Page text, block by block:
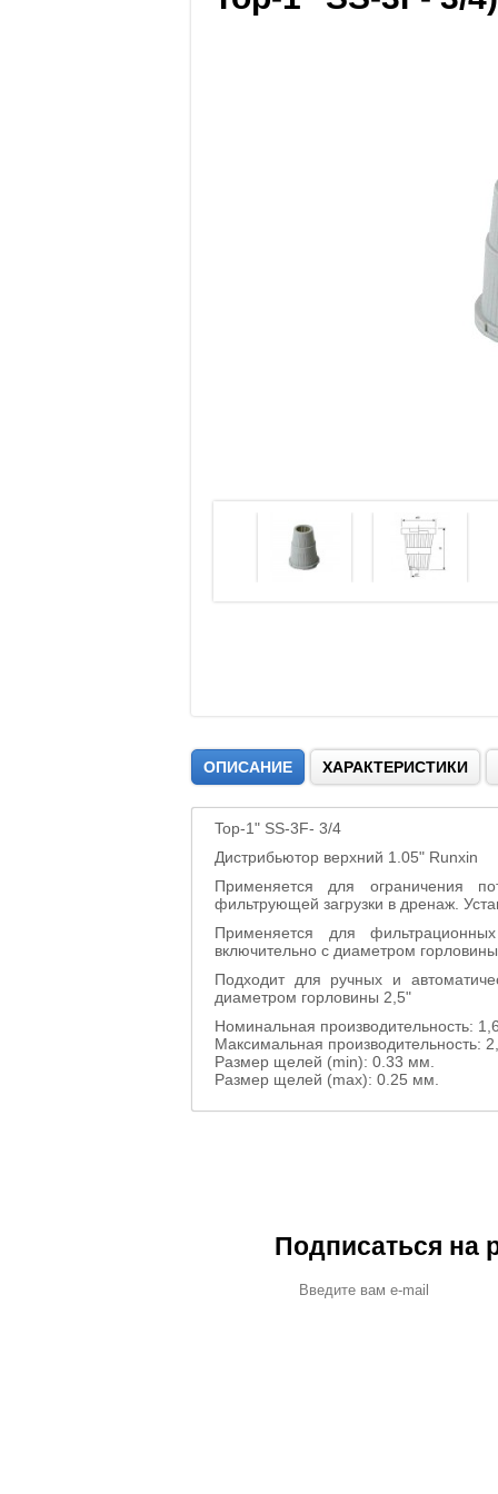
ОПИСАНИЕ ХАРАКТЕРИСТИКИ
Top-1" SS-3F- 3/4
Дистрибьютор верхний 1.05" Runxin
Применяется для ограничения
фильтрующей загрузки в дренаж.
Применяется для
включительно с диаметром
Подходит для ручных и
диаметром горловины 2,5"
Номинальная производительность:
Максимальная производительность:
Размер щелей (min): 0.33 мм.
Размер щелей (max): 0.25 мм.
Подписаться на